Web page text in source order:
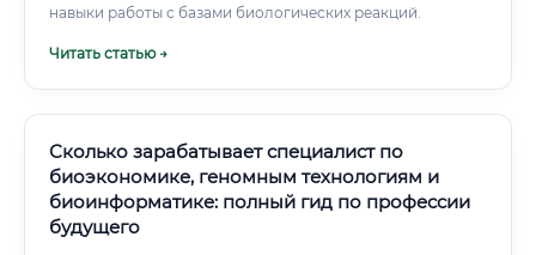
навыки работы с базами биологических реакций.
Читать статью →
Сколько зарабатывает специалист по
биоэкономике, геномным технологиям и
биоинформатике: полный гид по профессии
будущего